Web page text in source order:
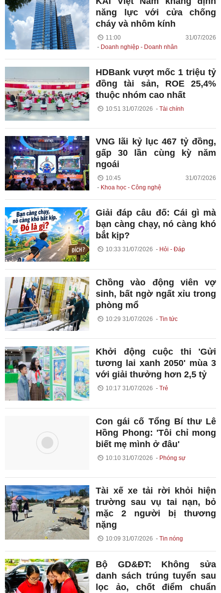
năng lực với cửa chống
cháy và nhôm kính
11:00 31/07/2026
Doanh nghiệp - Doanh nhân
HDBank vượt mốc 1 triệu tỷ
đồng tài sản, ROE 25,4%
thuộc nhóm cao nhất
10:51 31/07/2026 Tài chính
VNG lãi kỷ lục 467 tỷ đồng,
gấp 30 lần cùng kỳ năm
ngoái
10:45 31/07/2026
Khoa học - Công nghệ
Giải đáp câu đố: Cái gì mà
bạn càng chạy, nó càng khó
bắt kịp?
10:33 31/07/2026 Hỏi - Đáp
Chồng vào động viên vợ
sinh, bất ngờ ngất xỉu trong
phòng mổ
10:29 31/07/2026 Tin tức
Khởi động cuộc thi 'Gửi
tương lai xanh 2050' mùa 3
với giải thưởng hơn 2,5 tỷ
10:17 31/07/2026 Trẻ
Con gái cố Tổng Bí thư Lê
Hồng Phong: 'Tôi chỉ mong
biết mẹ mình ở đâu'
10:10 31/07/2026 Phóng sự
Tài xế xe tải rời khỏi hiện
trường sau vụ tai nạn, bỏ
mặc 2 người bị thương
nặng
10:09 31/07/2026 Tin nóng
Bộ GD&ĐT: Không sửa
danh sách trúng tuyển sau
lọc ảo, chốt điểm chuẩn